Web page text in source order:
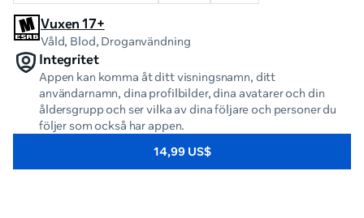
Vuxen 17+
Våld, Blod, Droganvändning
Integritet
Appen kan komma åt ditt visningsnamn, ditt
användarnamn, dina profilbilder, dina avatarer och din
åldersgrupp och ser vilka av dina följare och personer du
följer som också har appen.
14,99 US$